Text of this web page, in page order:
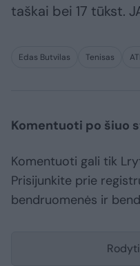
taškai bei 17 tūkst.
Edas Butvilas Tenisas
Komentuoti po šiuo
Komentuoti gali tik
Prisijunkite prie
bendruomenės ir